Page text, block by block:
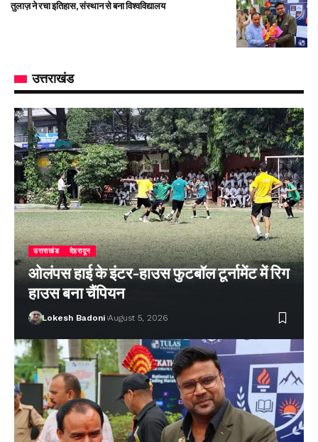
तुलाज़ ने रचा इतिहास, संस्थान से बना विश्वविद्यालय
उत्तराखंड
उत्तराखंड देहरादून
ओलंपस हाई के इंटर-हाउस फुटबॉल टूर्नामेंट में रिग
हाउस बना चैंपियन
Lokesh Badoni August 5, 2026